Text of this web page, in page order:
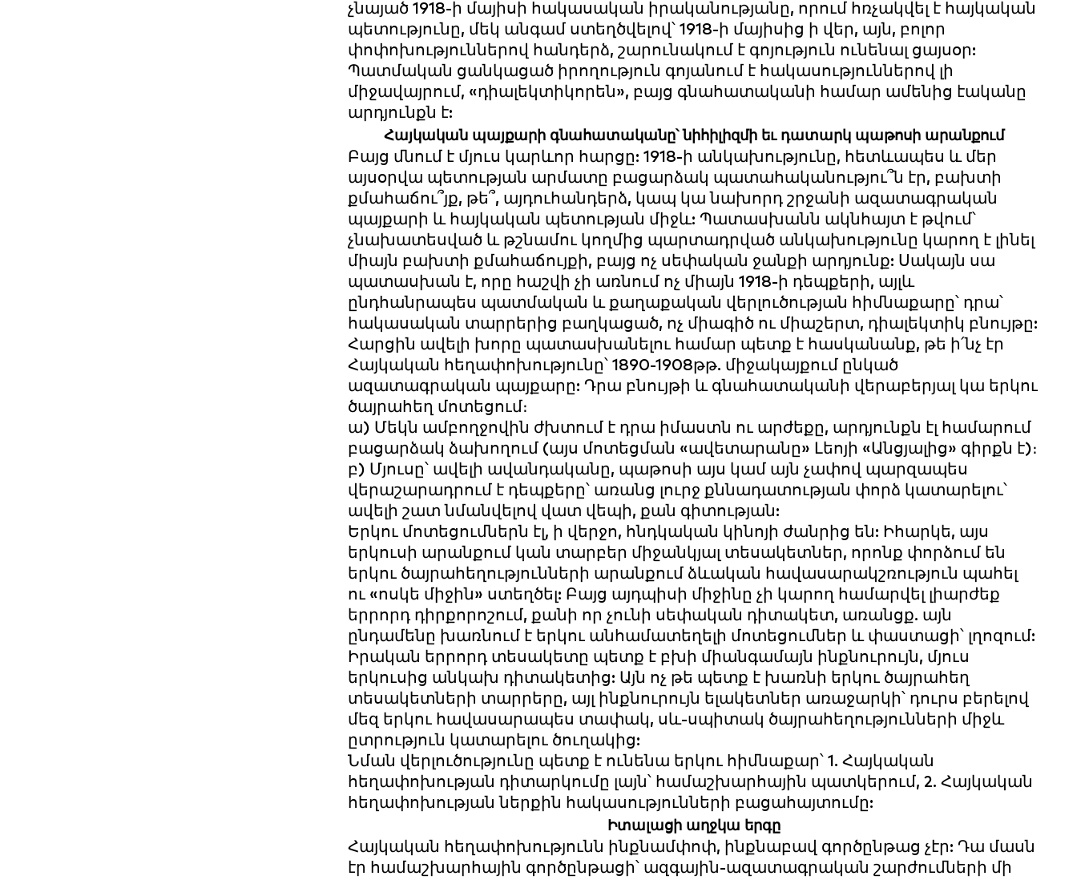
չնայած 1918-ի մայիսի հակասական իրականությանը, որում հռչակվել է հայկական
պետությունը, մեկ անգամ ստեղծվելով՝ 1918-ի մայիսից ի վեր, այն, բոլոր
փոփոխություններով հանդերձ, շարունակում է գոյություն ունենալ ցայսօր:
Պատմական ցանկացած իրողություն գոյանում է հակասություններով լի
միջավայրում, «դիալեկտիկորեն», բայց գնահատականի համար ամենից էականը
արդյունքն է:
Հայկական պայքարի գնահատականը՝ նիհիլիզմի եւ դատարկ պաթոսի արանքում
Բայց մնում է մյուս կարևոր հարցը: 1918-ի անկախությունը, հետևապես և մեր
այսօրվա պետության արմատը բացարձակ պատահականությու՞ն էր, բախտի
քմահաճու՞յք, թե՞, այդուհանդերձ, կապ կա նախորդ շրջանի ազատագրական
պայքարի և հայկական պետության միջև: Պատասխանն ակնհայտ է թվում՝
չնախատեսված և թշնամու կողմից պարտադրված անկախությունը կարող է լինել
միայն բախտի քմահաճույքի, բայց ոչ սեփական ջանքի արդյունք: Սակայն սա
պատասխան է, որը հաշվի չի առնում ոչ միայն 1918-ի դեպքերի, այլև
ընդհանրապես պատմական և քաղաքական վերլուծության հիմնաքարը՝ դրա՝
հակասական տարրերից բաղկացած, ոչ միագիծ ու միաշերտ, դիալեկտիկ բնույթը:
Հարցին ավելի խորը պատասխանելու համար պետք է հասկանանք, թե ի՛նչ էր
Հայկական հեղափոխությունը՝ 1890-1908թթ. միջակայքում ընկած
ազատագրական պայքարը: Դրա բնույթի և գնահատականի վերաբերյալ կա երկու
ծայրահեղ մոտեցում։
ա) Մեկն ամբողջովին ժխտում է դրա իմաստն ու արժեքը, արդյունքն էլ համարում
բացարձակ ձախողում (այս մոտեցման «ավետարանը» Լեոյի «Անցյալից» գիրքն է)։
բ) Մյուսը՝ ավելի ավանդականը, պաթոսի այս կամ այն չափով պարզապես
վերաշարադրում է դեպքերը՝ առանց լուրջ քննադատության փորձ կատարելու՝
ավելի շատ նմանվելով վատ վեպի, քան գիտության:
Երկու մոտեցումներն էլ, ի վերջո, հնդկական կինոյի ժանրից են: Իհարկե, այս
երկուսի արանքում կան տարբեր միջանկյալ տեսակետներ, որոնք փորձում են
երկու ծայրահեղությունների արանքում ձևական հավասարակշռություն պահել
ու «ոսկե միջին» ստեղծել: Բայց այդպիսի միջինը չի կարող համարվել լիարժեք
երրորդ դիրքորոշում, քանի որ չունի սեփական դիտակետ, առանցք. այն
ընդամենը խառնում է երկու անհամատեղելի մոտեցումներ և փաստացի՝ լղոզում:
Իրական երրորդ տեսակետը պետք է բխի միանգամայն ինքնուրույն, մյուս
երկուսից անկախ դիտակետից: Այն ոչ թե պետք է խառնի երկու ծայրահեղ
տեսակետների տարրերը, այլ ինքնուրույն ելակետներ առաջարկի՝ դուրս բերելով
մեզ երկու հավասարապես տափակ, սև-սպիտակ ծայրահեղությունների միջև
ըտրություն կատարելու ծուղակից:
Նման վերլուծությունը պետք է ունենա երկու հիմնաքար՝ 1. Հայկական
հեղափոխության դիտարկումը լայն՝ համաշխարհային պատկերում, 2. Հայկական
հեղափոխության ներքին հակասությունների բացահայտումը:
Իտալացի աղջկա երգը
Հայկական հեղափոխությունն ինքնամփոփ, ինքնաբավ գործընթաց չէր: Դա մասն
էր համաշխարհային գործընթացի՝ ազգային-ազատագրական շարժումների մի